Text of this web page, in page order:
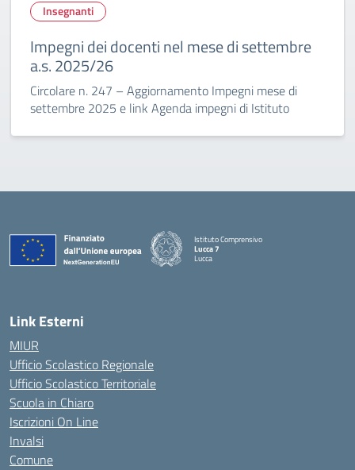
Insegnanti
Impegni dei docenti nel mese di settembre
a.s. 2025/26
Circolare n. 247 – Aggiornamento Impegni mese di
settembre 2025 e link Agenda impegni di Istituto
Istituto Comprensivo
Lucca 7
Lucca
Link Esterni
MIUR
Ufficio Scolastico Regionale
Ufficio Scolastico Territoriale
Scuola in Chiaro
Iscrizioni On Line
Invalsi
Comune